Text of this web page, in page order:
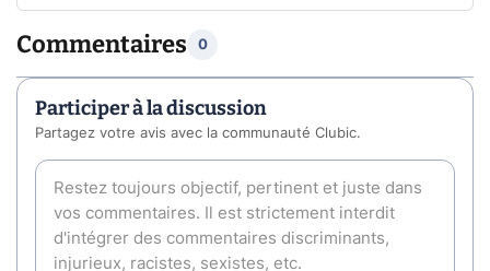
Commentaires 0
Participer à la discussion
Partagez votre avis avec la communauté Clubic.